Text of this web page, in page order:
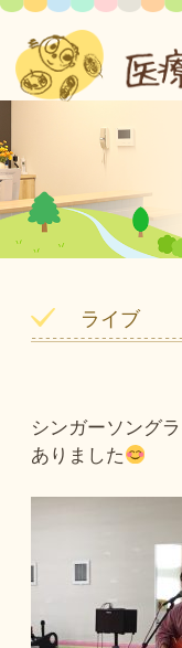
ライブ
シンガーソング
ありました